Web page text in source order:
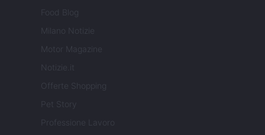
Food Blog
Milano Notizie
Motor Magazine
Notizie.it
Offerte Shopping
Pet Story
Professione Lavoro